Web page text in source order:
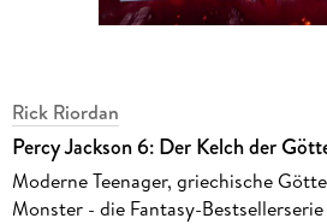
Rick Riordan
Percy Jackson 6: Der Kelch der
Moderne Teenager, griechische
Monster - die Fantasy-Bestsellerserie